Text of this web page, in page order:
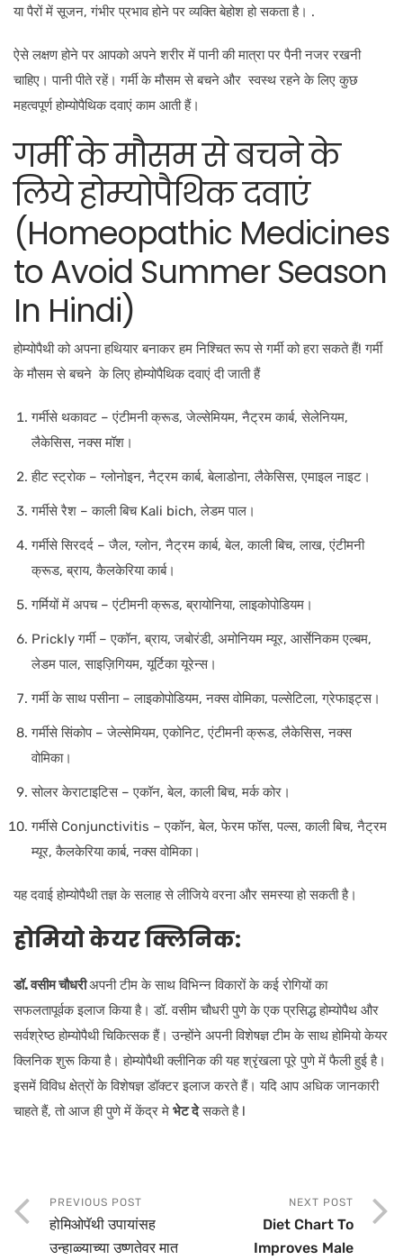
या पैरों में सूजन, गंभीर प्रभाव होने पर व्यक्ति बेहोश हो सकता है। .
ऐसे लक्षण होने पर आपको अपने शरीर में पानी की मात्रा पर पैनी नजर रखनी
चाहिए। पानी पीते रहें।गर्मी के मौसम से बचने और स्वस्थ रहने के लिए कुछ
महत्वपूर्ण होम्योपैथिक दवाएं काम आती हैं।
गर्मी के मौसम से बचने के
लिये होम्योपैथिक दवाएं
(Homeopathic Medicines
to Avoid Summer Season
In Hindi)
होम्योपैथी को अपना हथियार बनाकर हम निश्चित रूप से गर्मी को हरा सकते हैं! गर्मी
के मौसम से बचने के लिए होम्योपैथिक दवाएं दी जाती हैं
गर्मीसे थकावट – एंटीमनी क्रूड, जेल्सेमियम, नैट्रम कार्ब, सेलेनियम,
लैकेसिस, नक्स मॉश।
हीट स्ट्रोक – ग्लोनोइन, नैट्रम कार्ब, बेलाडोना, लैकेसिस, एमाइल नाइट।
गर्मीसे रैश – काली बिच Kali bich, लेडम पाल।
गर्मीसे सिरदर्द – जैल, ग्लोन, नैट्रम कार्ब, बेल, काली बिच, लाख, एंटीमनी
क्रूड, ब्राय, कैलकेरिया कार्ब।
गर्मियों में अपच – एंटीमनी क्रूड, ब्रायोनिया, लाइकोपोडियम।
Prickly गर्मी – एकॉन, ब्राय, जबोरंडी, अमोनियम म्यूर, आर्सेनिकम एल्बम,
लेडम पाल, साइज़िगियम, यूर्टिका यूरेन्स।
गर्मी के साथ पसीना – लाइकोपोडियम, नक्स वोमिका, पल्सेटिला, ग्रेफाइट्स।
गर्मीसे सिंकोप – जेल्सेमियम, एकोनिट, एंटीमनी क्रूड, लैकेसिस, नक्स
वोमिका।
सोलर केराटाइटिस – एकॉन, बेल, काली बिच, मर्क कोर।
गर्मीसे Conjunctivitis – एकॉन, बेल, फेरम फॉस, पल्स, काली बिच, नैट्रम
म्यूर, कैलकेरिया कार्ब, नक्स वोमिका।
यह दवाई होम्योपैथी तज्ञ के सलाह से लीजिये वरना और समस्या हो सकती है।
होमियो केयर क्लिनिक:
डॉ. वसीम चौधरीअपनी टीम के साथ विभिन्न विकारों के कई रोगियों का
सफलतापूर्वक इलाज किया है। डॉ. वसीम चौधरी पुणे के एक प्रसिद्ध होम्योपैथ और
सर्वश्रेष्ठ होम्योपैथी चिकित्सक हैं। उन्होंने अपनी विशेषज्ञ टीम के साथ होमियो केयर
क्लिनिक शुरू किया है। होम्योपैथी क्लीनिक की यह श्रृंखला पूरे पुणे में फैली हुई है।
इसमें विविध क्षेत्रों के विशेषज्ञ डॉक्टर इलाज करते हैं। यदि आप अधिक जानकारी
चाहते हैं, तो आज ही पुणे में केंद्र मे भेट देसकते है l
PREVIOUS POST
होमिओपॅथी उपायांसह
उन्हाळ्याच्या उष्णतेवर मात
NEXT POST
Diet Chart To
Improves Male